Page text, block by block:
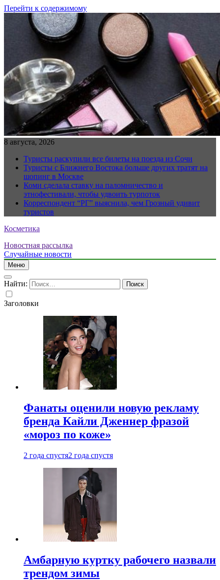
Перейти к содержимому
8 августа, 2026
Туристы раскупили все билеты на поезда из Сочи
Туристы с Ближнего Востока больше других тратят на
шопинг в Москве
Коми сделала ставку на паломничество и
этнофестивали, чтобы удвоить турпоток
Корреспондент “РГ” выяснила, чем Грозный удивит
туристов
Косметика
Новостная рассылка
Случайные новости
Меню
Найти:
Заголовки
Фанаты оценили новую рекламу
бренда Кайли Дженнер фразой
«мороз по коже»
2 года спустя2 года спустя
Амбарную куртку рабочего назвали
трендом зимы